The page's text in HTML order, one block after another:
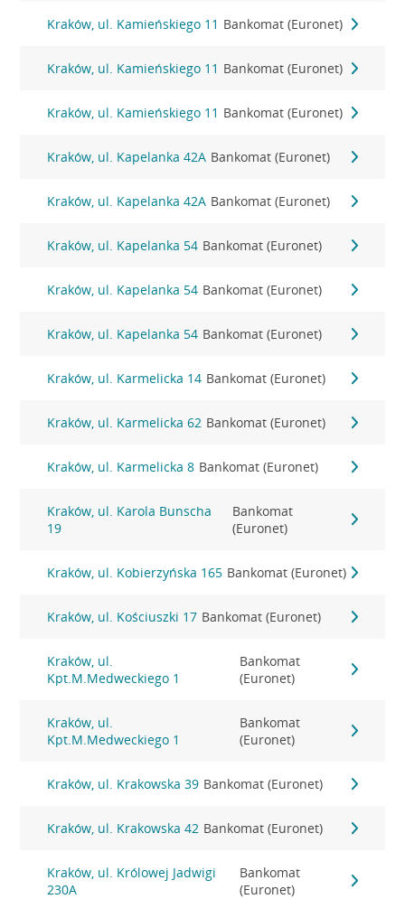
Kraków, ul. Kamieńskiego 11 Bankomat (Euronet)
Kraków, ul. Kamieńskiego 11 Bankomat (Euronet)
Kraków, ul. Kamieńskiego 11 Bankomat (Euronet)
Kraków, ul. Kapelanka 42A Bankomat (Euronet)
Kraków, ul. Kapelanka 42A Bankomat (Euronet)
Kraków, ul. Kapelanka 54 Bankomat (Euronet)
Kraków, ul. Kapelanka 54 Bankomat (Euronet)
Kraków, ul. Kapelanka 54 Bankomat (Euronet)
Kraków, ul. Karmelicka 14 Bankomat (Euronet)
Kraków, ul. Karmelicka 62 Bankomat (Euronet)
Kraków, ul. Karmelicka 8 Bankomat (Euronet)
Kraków, ul. Karola Bunscha
19
Bankomat
(Euronet)
Kraków, ul. Kobierzyńska 165 Bankomat (Euronet)
Kraków, ul. Kościuszki 17 Bankomat (Euronet)
Kraków, ul.
Kpt.M.Medweckiego 1
Bankomat
(Euronet)
Kraków, ul.
Kpt.M.Medweckiego 1
Bankomat
(Euronet)
Kraków, ul. Krakowska 39 Bankomat (Euronet)
Kraków, ul. Krakowska 42 Bankomat (Euronet)
Kraków, ul. Królowej Jadwigi
230A
Bankomat
(Euronet)